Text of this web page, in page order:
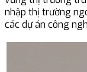
nhập thị trường
các dự án công